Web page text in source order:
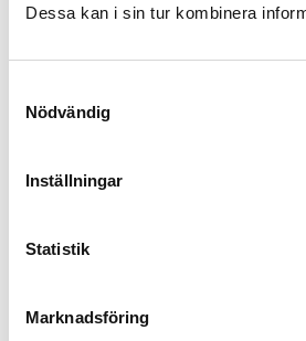
Dessa kan i sin tur kombinera
Nödvändig
Inställningar
Statistik
Marknadsföring